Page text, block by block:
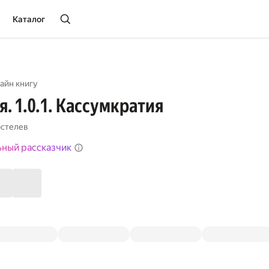
Каталог
книгу
1.0.1. Кассумкратия
рассказчик